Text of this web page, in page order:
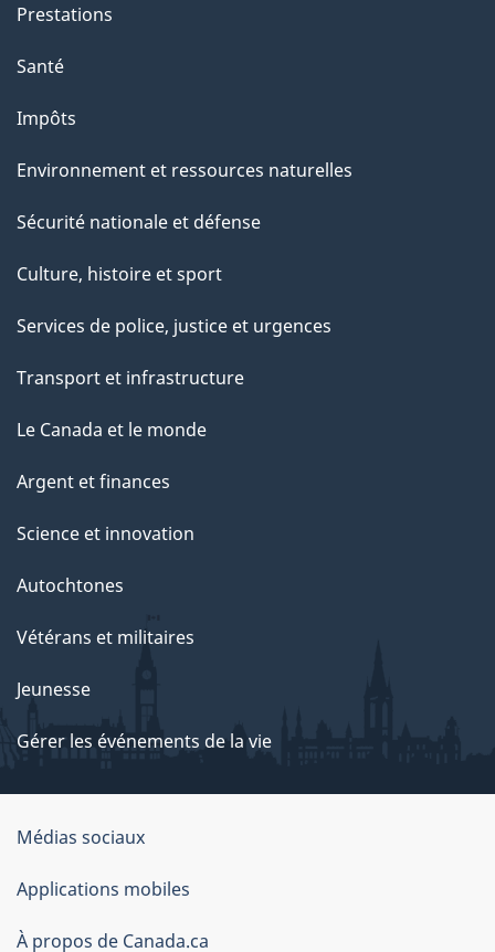
"
Prestations
Santé
Impôts
Environnement et ressources naturelles
Sécurité nationale et défense
Culture, histoire et sport
Services de police, justice et urgences
Transport et infrastructure
Le Canada et le monde
Argent et finances
Science et innovation
Autochtones
Vétérans et militaires
Jeunesse
Gérer les événements de la vie
Organisation
du
gouvernement
du
Médias sociaux
Applications mobiles
À propos de Canada.ca